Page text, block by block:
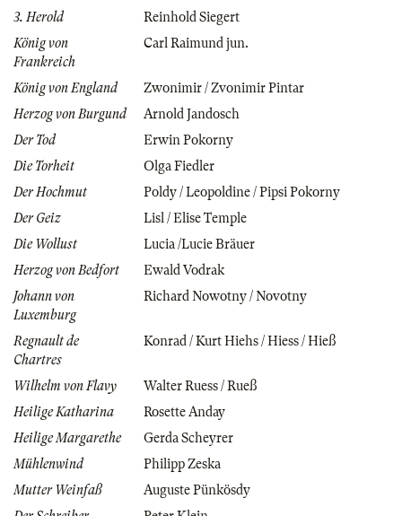
3. Herold
Reinhold Siegert
König von
Frankreich
Carl Raimund jun.
König von England
Zwonimir / Zvonimir Pintar
Herzog von Burgund
Arnold Jandosch
Der Tod
Erwin Pokorny
Die Torheit
Olga Fiedler
Der Hochmut
Poldy / Leopoldine / Pipsi Pokorny
Der Geiz
Lisl / Elise Temple
Die Wollust
Lucia /Lucie Bräuer
Herzog von Bedfort
Ewald Vodrak
Johann von
Luxemburg
Richard Nowotny / Novotny
Regnault de
Chartres
Konrad / Kurt Hiehs / Hiess / Hieß
Wilhelm von Flavy
Walter Ruess / Rueß
Heilige Katharina
Rosette Anday
Heilige Margarethe
Gerda Scheyrer
Mühlenwind
Philipp Zeska
Mutter Weinfaß
Auguste Pünkösdy